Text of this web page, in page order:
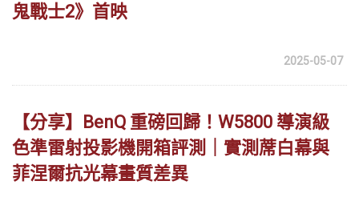
鬼戰士2》首映
2025-05-07
【分享】BenQ 重磅回歸！W5800 導演級
色準雷射投影機開箱評測｜實測蓆白幕與
菲涅爾抗光幕畫質差異